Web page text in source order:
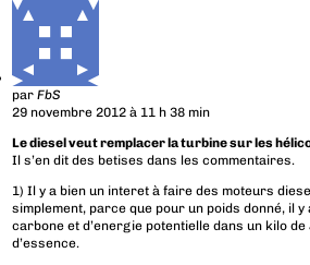
parFbS
29 novembre 2012 à 11 h 38 min
Le diesel veut remplacer la turbine sur les
Il s’en dit des betises dans les commentaires.
1) Il y a bien un interet à faire des moteurs
simplement, parce que pour un poids donné, il y
carbone et d’energie potentielle dans un kilo
d’essence.